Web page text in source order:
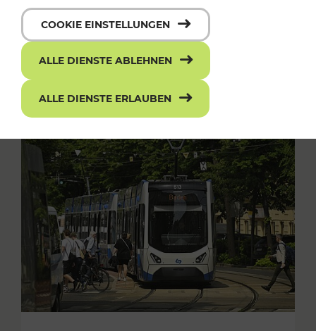
COOKIE EINSTELLUNGEN
ALLE DIENSTE ABLEHNEN
ALLE DIENSTE ERLAUBEN